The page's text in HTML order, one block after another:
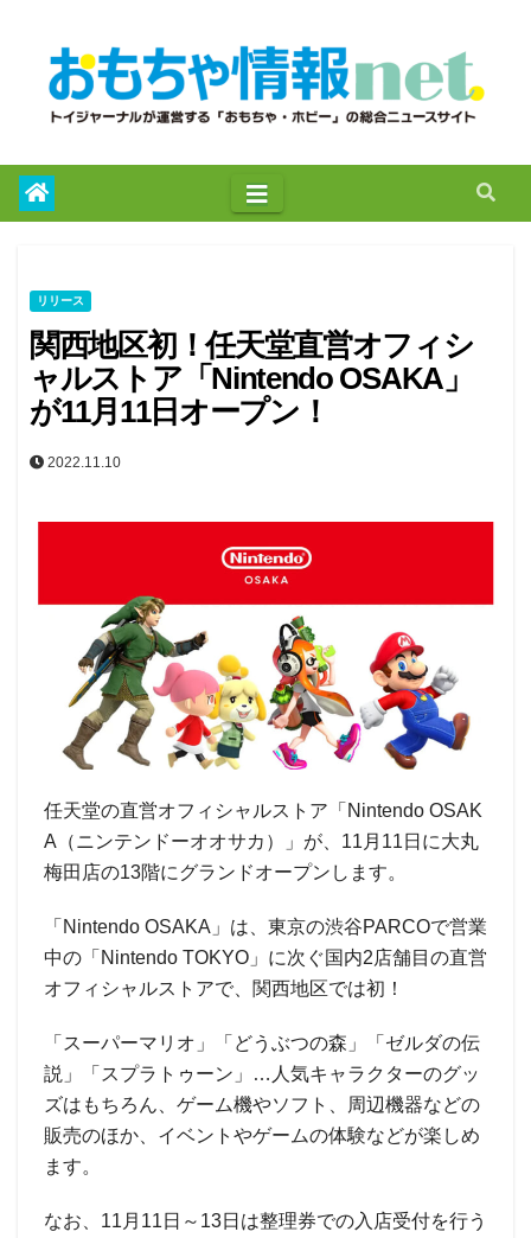
リリース
関西地区初！任天堂直営オフィシ
ャルストア「Nintendo OSAKA」
が11月11日オープン！
2022.11.10
任天堂の直営オフィシャルストア「Nintendo OSAK
A（ニンテンドーオオサカ）」が、11月11日に大丸
梅田店の13階にグランドオープンします。
「Nintendo OSAKA」は、東京の渋谷PARCOで営業
中の「Nintendo TOKYO」に次ぐ国内2店舗目の直営
オフィシャルストアで、関西地区では初！
「スーパーマリオ」「どうぶつの森」「ゼルダの伝
説」「スプラトゥーン」…人気キャラクターのグッ
ズはもちろん、ゲーム機やソフト、周辺機器などの
販売のほか、イベントやゲームの体験などが楽しめ
ます。
なお、11月11日～13日は整理券での入店受付を行う